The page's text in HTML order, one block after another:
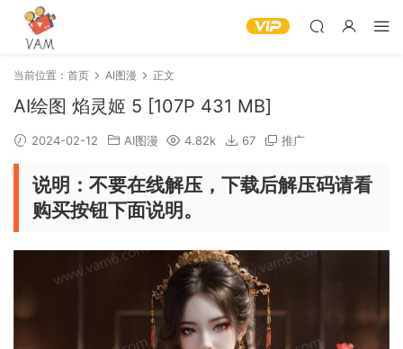
当前位置： 首页 AI图漫 正文
AI绘图 焰灵姬 5 [107P 431 MB]
2024-02-12 AI图漫 4.82k 67 推广
说明：不要在线解压，下载后解压码请看
购买按钮下面说明。